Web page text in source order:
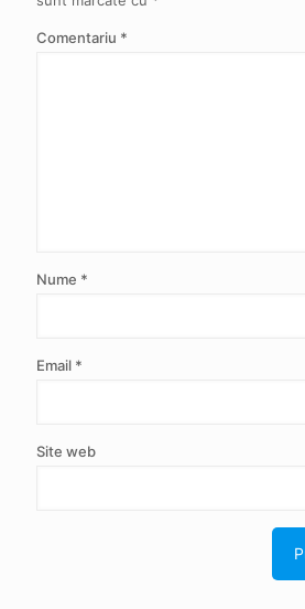
Comentariu *
Nume *
Email *
Site web